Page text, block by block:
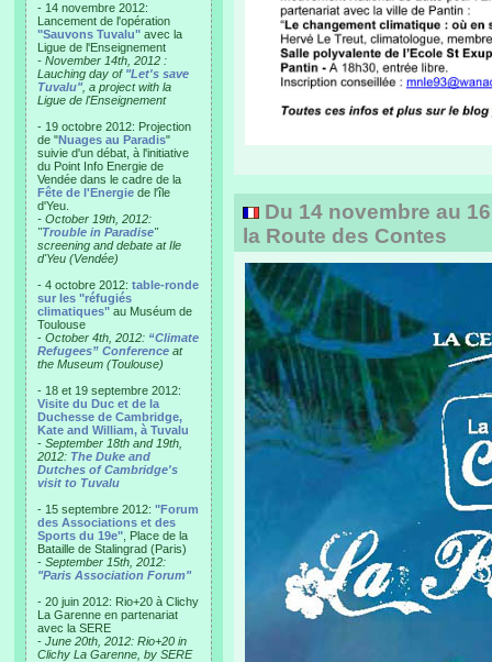
- 14 novembre 2012:
Lancement de l'opération
"Sauvons Tuvalu" avec la
Ligue de l'Enseignement
- November 14th, 2012 :
Lauching day of "Let's save
Tuvalu", a project with la
Ligue de l'Enseignement
- 19 octobre 2012: Projection
de "Nuages au Paradis"
suivie d'un débat, à l'initiative
du Point Info Energie de
Vendée dans le cadre de la
Fête de l'Energie de l'île
d'Yeu.
- October 19th, 2012:
"Trouble in Paradise"
screening and debate at Ile
d'Yeu (Vendée)
- 4 octobre 2012: table-ronde
sur les "réfugiés
climatiques" au Muséum de
Toulouse
- October 4th, 2012: “Climate
Refugees” Conference at
the Museum (Toulouse)
- 18 et 19 septembre 2012:
Visite du Duc et de la
Duchesse de Cambridge,
Kate and William, à Tuvalu
- September 18th and 19th,
2012: The Duke and
Dutches of Cambridge's
visit to Tuvalu
- 15 septembre 2012: "Forum
des Associations et des
Sports du 19e" , Place de la
Bataille de Stalingrad (Paris)
- September 15th, 2012:
"Paris Association Forum"
- 20 juin 2012: Rio+20 à Clichy
La Garenne en partenariat
avec la SERE
- June 20th, 2012: Rio+20 in
Clichy La Garenne, by SERE
Du 14 novembre au
la Route des Contes